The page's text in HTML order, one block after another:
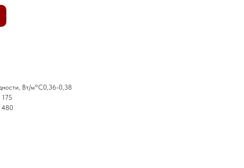
Вт/м°С0,36-0,38
480